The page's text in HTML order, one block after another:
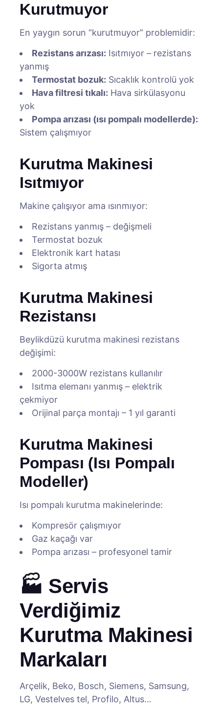
Kurutmuyor
En yaygın sorun “kurutmuyor” problemidir:
Rezistans arızası: Isıtmıyor – rezistans
yanmış
Termostat bozuk: Sıcaklık kontrolü yok
Hava filtresi tıkalı: Hava sirkülasyonu
yok
Pompa arızası (ısı pompalı modellerde):
Sistem çalışmıyor
Kurutma Makinesi
Isıtmıyor
Makine çalışıyor ama ısınmıyor:
Rezistans yanmış – değişmeli
Termostat bozuk
Elektronik kart hatası
Sigorta atmış
Kurutma Makinesi
Rezistansı
Beylikdüzü kurutma makinesi rezistans
değişimi:
2000-3000W rezistans kullanılır
Isıtma elemanı yanmış – elektrik
çekmiyor
Orijinal parça montajı – 1 yıl garanti
Kurutma Makinesi
Pompası (Isı Pompalı
Modeller)
Isı pompalı kurutma makinelerinde:
Kompresör çalışmıyor
Gaz kaçağı var
Pompa arızası – profesyonel tamir
🏭 Servis
Verdiğimiz
Kurutma Makinesi
Markaları
Arçelik, Beko, Bosch, Siemens, Samsung,
LG, Vestelves tel, Profilo, Altus…